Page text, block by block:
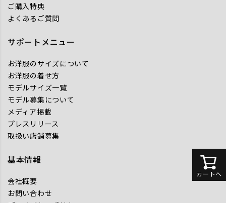
カートへ
ご購入特典
よくあるご質問
サポートメニュー
お洋服のサイズについて
お洋服の着せ方
モデルサイズ一覧
モデル募集について
メディア掲載
プレスリリース
取扱い店舗募集
基本情報
会社概要
お問い合わせ